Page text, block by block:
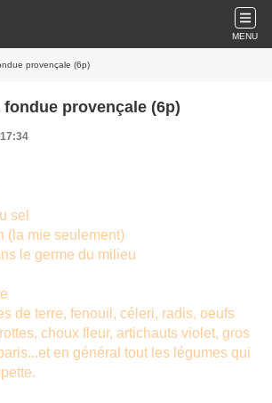
MENU
provençale (6p)
fondue provençale (6p)
sel
(la mie seulement)
le germe du milieu
de terre, fenouil, céleri, radis, oeufs
choux fleur, artichauts violet, gros
en général tout les légumes qui